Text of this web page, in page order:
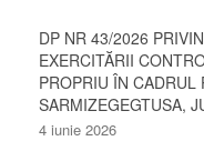
DP NR 43/2026
EXERCITĂRII
PROPRIU ÎN CADRUL
SARMIZEGEGTUSA,
4 iunie 2026